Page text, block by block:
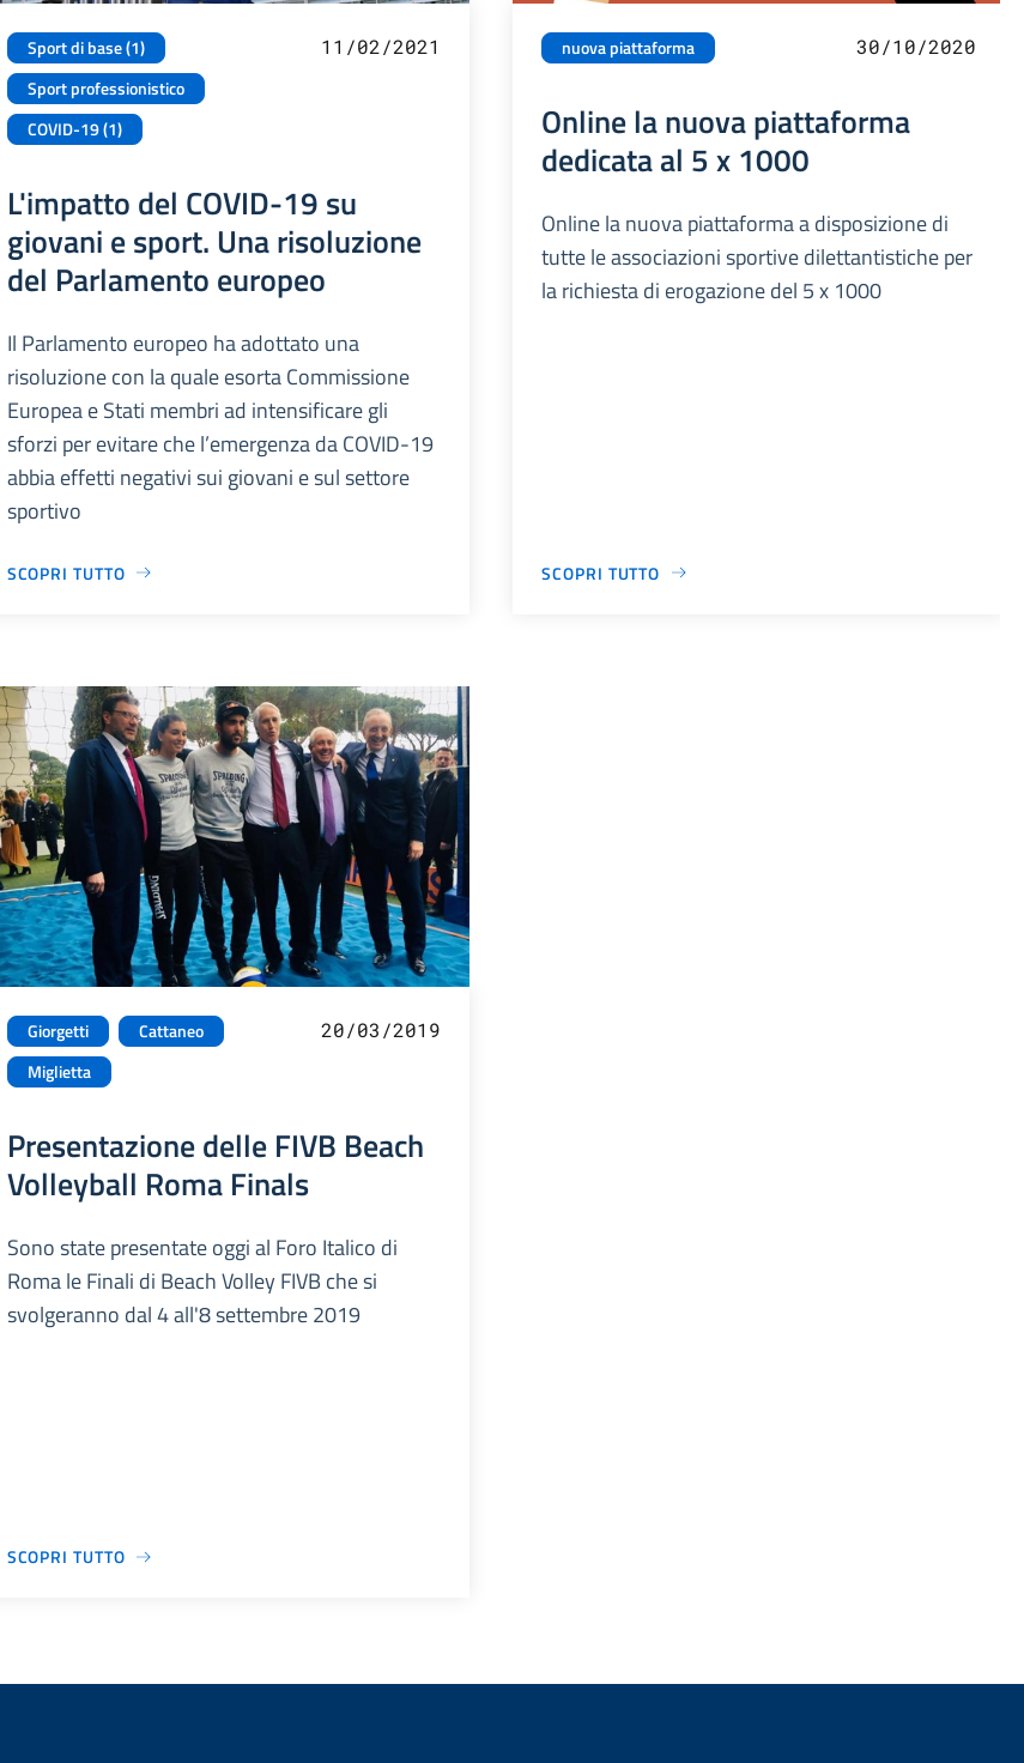
Sport di base (1)
Sport professionistico
COVID-19 (1)
11/02/2021
L'impatto del COVID-19 su
giovani e sport. Una risoluzione
del Parlamento europeo
Il Parlamento europeo ha adottato una
risoluzione con la quale esorta Commissione
Europea e Stati membri ad intensificare gli
sforzi per evitare che l’emergenza da COVID-19
abbia effetti negativi sui giovani e sul settore
sportivo
SCOPRI TUTTO
nuova piattaforma 30/10/2020
Online la nuova piattaforma
dedicata al 5 x 1000
Online la nuova piattaforma a disposizione di
tutte le associazioni sportive dilettantistiche per
la richiesta di erogazione del 5 x 1000
SCOPRI TUTTO
Giorgetti
Cattaneo
Miglietta
20/03/2019
Presentazione delle FIVB Beach
Volleyball Roma Finals
Sono state presentate oggi al Foro Italico di
Roma le Finali di Beach Volley FIVB che si
svolgeranno dal 4 all'8 settembre 2019
SCOPRI TUTTO